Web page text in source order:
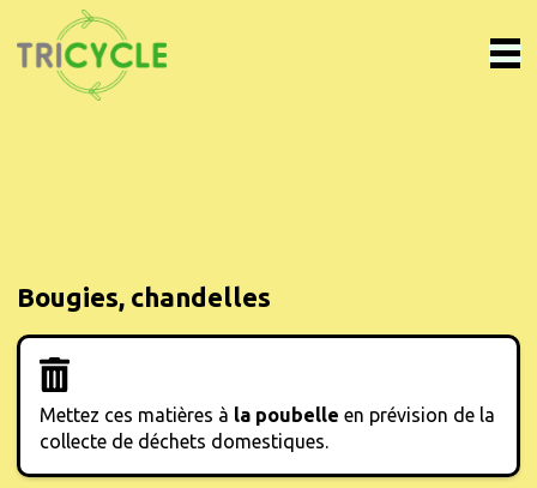
Bougies, chandelles
Mettez ces matières à la poubelle en prévision de la
collecte de déchets domestiques.